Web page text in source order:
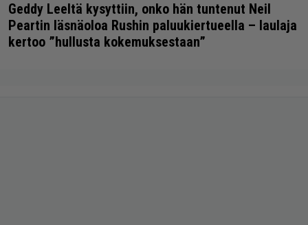
Geddy Leeltä kysyttiin, onko hän tuntenut Neil
Peartin läsnäoloa Rushin paluukiertueella – laulaja
kertoo ”hullusta kokemuksestaan”